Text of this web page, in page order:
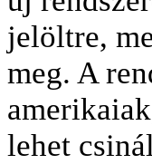
jelöltre,
meg. A
lehet